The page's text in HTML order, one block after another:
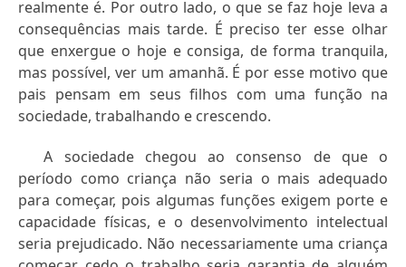
realmente é. Por outro lado, o que se faz hoje leva a
consequências mais tarde. É preciso ter esse olhar
que enxergue o hoje e consiga, de forma tranquila,
mas possível, ver um amanhã. É por esse motivo que
pais pensam em seus filhos com uma função na
sociedade, trabalhando e crescendo.
A sociedade chegou ao consenso de que o
período como criança não seria o mais adequado
para começar, pois algumas funções exigem porte e
capacidade físicas, e o desenvolvimento intelectual
seria prejudicado. Não necessariamente uma criança